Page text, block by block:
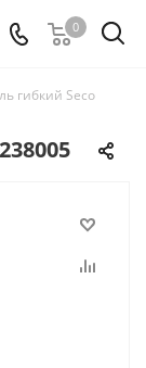
0
гибкий Seco